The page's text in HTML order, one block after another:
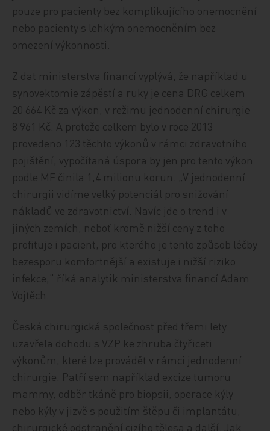
pouze pro pacienty bez komplikujícího onemocnění
nebo pacienty s lehkým onemocněním bez
omezení výkonnosti.
Z dat ministerstva financí vyplývá, že například u
synovektomie zápěstí a ruky je cena DRG celkem
20 664 Kč za výkon, v režimu jednodenní chirurgie
8 961 Kč. A protože celkem bylo v roce 2013
provedeno 123 těchto výkonů v rámci zdravotního
pojištění, vypočítaná úspora by jen pro tento výkon
podle MF činila 1,4 milionu korun. „V jednodenní
chirurgii vidíme velký potenciál pro snižování
nákladů ve zdravotnictví. Navíc jde o trend i v
jiných zemích, neboť kromě nižší ceny z toho
profituje i pacient, pro kterého je tento způsob léčby
bezesporu komfortnější a existuje i nižší riziko
infekce,“ říká analytik ministerstva financí Adam
Vojtěch.
Česká chirurgická společnost před třemi lety
uzavřela dohodu s VZP ke zhruba čtyřiceti
výkonům, které lze provádět v rámci jednodenní
chirurgie. Patří sem například excize tumoru
mammy, odběr tkáně pro biopsii, operace kýly
nebo kýly v jizvě s použitím štěpu či implantátu,
chirurgické odstranění cizího tělesa a další. Jak